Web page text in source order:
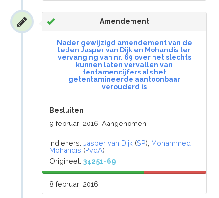
Amendement
Nader gewijzigd amendement van de
leden Jasper van Dijk en Mohandis ter
vervanging van nr. 69 over het slechts
kunnen laten vervallen van
tentamencijfers als het
getentamineerde aantoonbaar
verouderd is
Besluiten
9 februari 2016: Aangenomen.
Indieners:Jasper van Dijk (SP), Mohammed
Mohandis (PvdA)
Origineel:34251-69
8 februari 2016